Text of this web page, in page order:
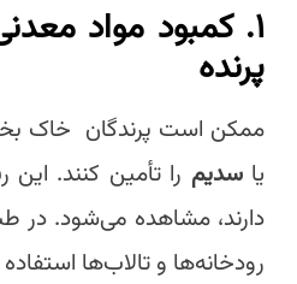
۱. کمبود مواد
پرنده
ممکن است پرندگان خاک
یاسدیم را تأمین کنند. این
دارند، مشاهده می‌شود. در
رودخانه‌ها و تالاب‌ها